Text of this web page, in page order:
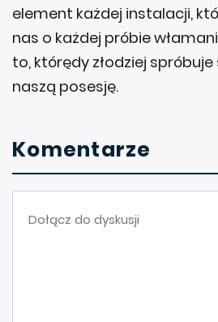
element każdej instalacji,
nas o każdej próbie
to, którędy złodziej
naszą posesję.
Komentarze